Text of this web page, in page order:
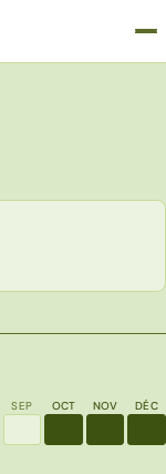
SEP OCT NOV DÉC